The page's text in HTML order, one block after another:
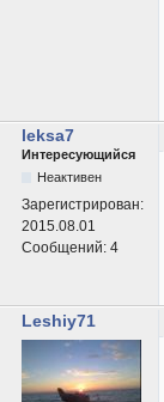
leksa7
Интересующийся
Неактивен
Зарегистрирован:
2015.08.01
Сообщений: 4
Leshiy71